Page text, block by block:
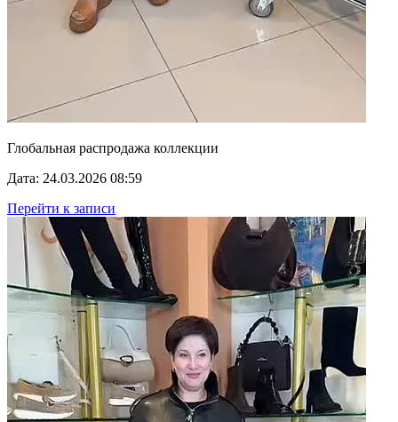
Глобальная распродажа коллекции
Дата: 24.03.2026 08:59
Перейти к записи